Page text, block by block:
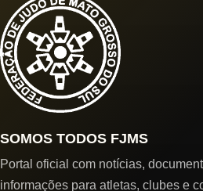
SOMOS TODOS FJMS
Portal oficial com notícias,
informações para atletas, clubes e